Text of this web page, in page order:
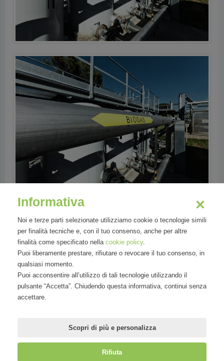
Informativa
Noi e terze parti selezionate utilizziamo cookie o tecnologie simili
per finalità tecniche e, con il tuo consenso, anche per altre
finalità come specificato nella cookie policy.
Puoi liberamente prestare, rifiutare o revocare il tuo consenso, in
qualsiasi momento.
Puoi acconsentire all’utilizzo di tali tecnologie utilizzando il
pulsante “Accetta”. Chiudendo questa informativa, continui senza
accettare.
Scopri di più e personalizza
Rifiuta